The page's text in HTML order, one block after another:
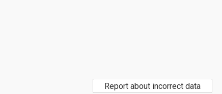
Report about incorrect data